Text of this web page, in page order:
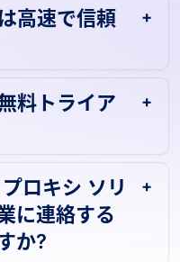
高速で信頼
料トライア
ロキシ ソリ
に連絡する
か?